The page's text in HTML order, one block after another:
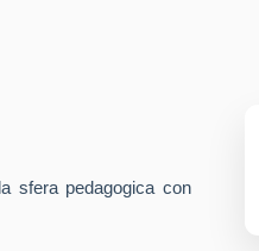
sfera pedagogica con